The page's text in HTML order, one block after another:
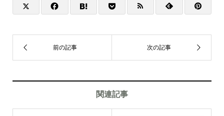
関連記事